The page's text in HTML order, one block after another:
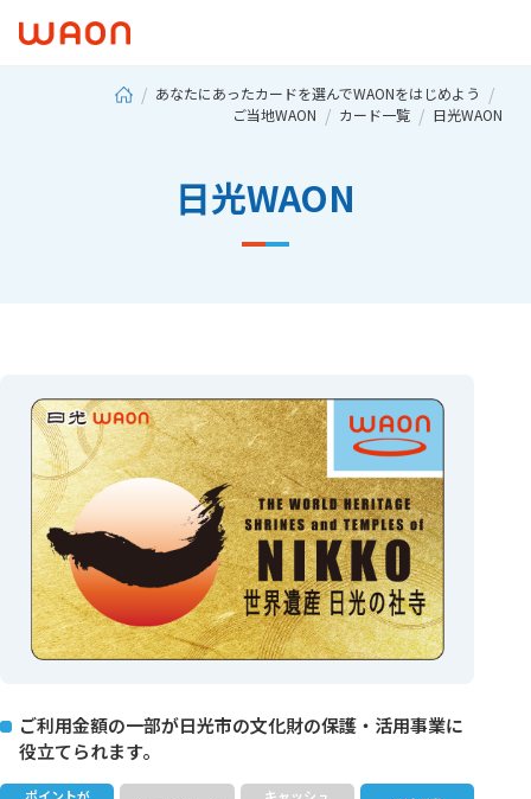
あなたにあったカードを選んでWAONをはじめよう
ご当地WAON
カード一覧 日光WAON
日光WAON
ご利用金額の一部が日光市の文化財の保護・活用事業に
役立てられます。
ポイントが
キャッシュ